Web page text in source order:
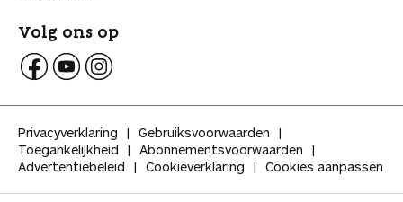
Volg ons op
o
l
g
K
l
a
o
g
K
a
o
g
K
l
a
Privacyverklaring
Gebruiksvoorwaarden
Toegankelijkheid
Abonnementsvoorwaarden
Advertentiebeleid
Cookieverklaring Cookies aanpassen